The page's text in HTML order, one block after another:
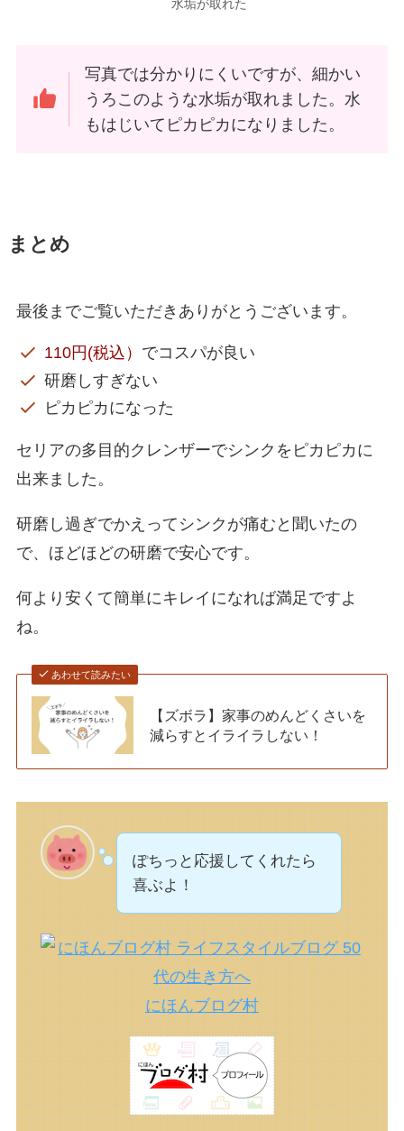
水垢が取れた
写真では分かりにくいですが、細かい
うろこのような水垢が取れました。水
もはじいてピカピカになりました。
まとめ
最後までご覧いただきありがとうございます。
110円(税込） でコスパが良い
研磨しすぎない
ピカピカになった
セリアの多目的クレンザーでシンクをピカピカに
出来ました。
研磨し過ぎでかえってシンクが痛むと聞いたの
で、ほどほどの研磨で安心です。
何より安くて簡単にキレイになれば満足ですよ
ね。
あわせて読みたい
【ズボラ】家事のめんどくさいを
減らすとイライラしない！
ぽちっと応援してくれたら
喜ぶよ！
にほんブログ村